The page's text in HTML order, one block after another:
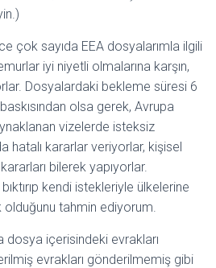
çok sayıda EEA dosyalarımla ilgili
iyi niyetli olmalarına karşın,
Dosyalardaki bekleme süresi 6
olsa gerek, Avrupa
vizelerde isteksiz
hatalı kararlar veriyorlar, kişisel
bilerek yapıyorlar.
kendi istekleriyle ülkelerine
tahmin ediyorum.
içerisindeki evrakları
evrakları gönderilmemiş gibi